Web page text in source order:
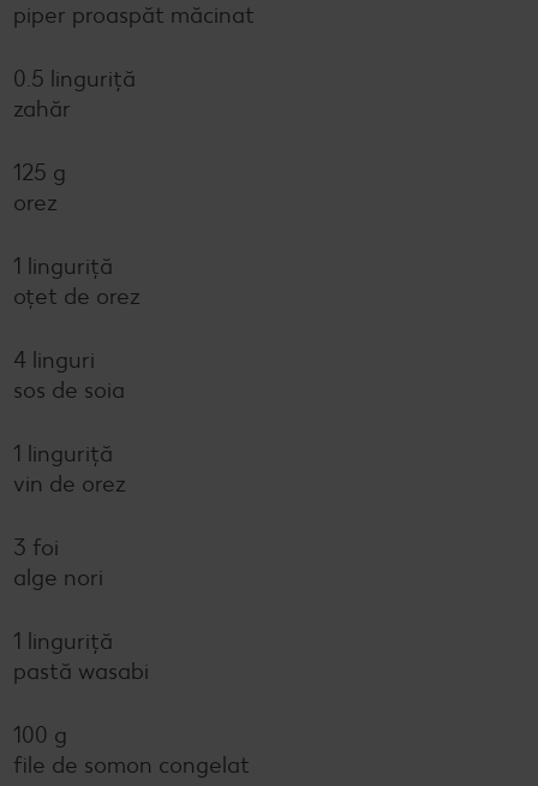
piper proaspăt măcinat
0.5 linguriță
zahăr
125 g
orez
1 linguriță
oțet de orez
4 linguri
sos de soia
1 linguriță
vin de orez
3 foi
alge nori
1 linguriță
pastă wasabi
100 g
file de somon congelat